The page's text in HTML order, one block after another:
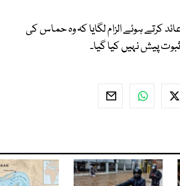
کرتے ہوئے الزام لگایا کہ وہ حماس کی
پیش نہیں کیا گیا۔